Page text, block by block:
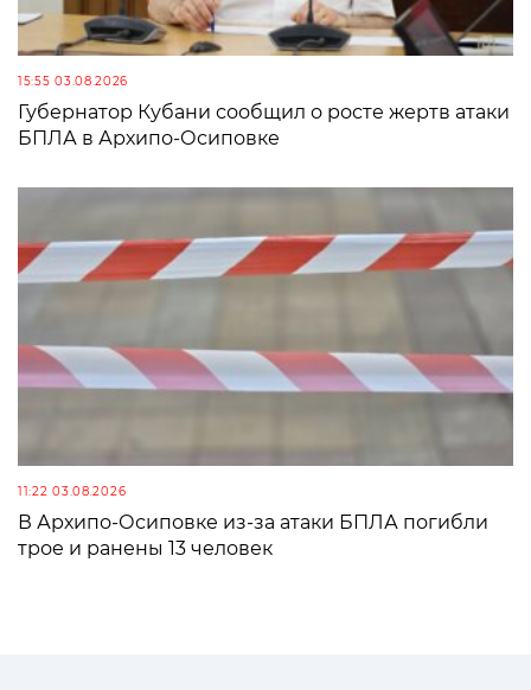
15:55 03.08.2026
Губернатор Кубани сообщил о росте жертв атаки
БПЛА в Архипо-Осиповке
11:22 03.08.2026
В Архипо-Осиповке из-за атаки БПЛА погибли
трое и ранены 13 человек